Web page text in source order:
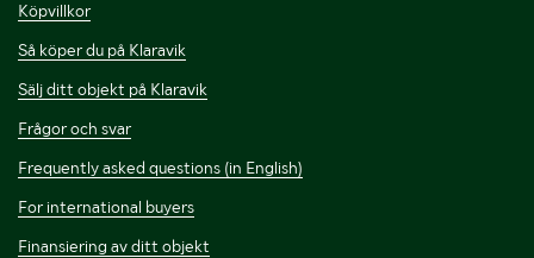
Köpvillkor
Så köper du på Klaravik
Sälj ditt objekt på Klaravik
Frågor och svar
Frequently asked questions (in English)
For international buyers
Finansiering av ditt objekt